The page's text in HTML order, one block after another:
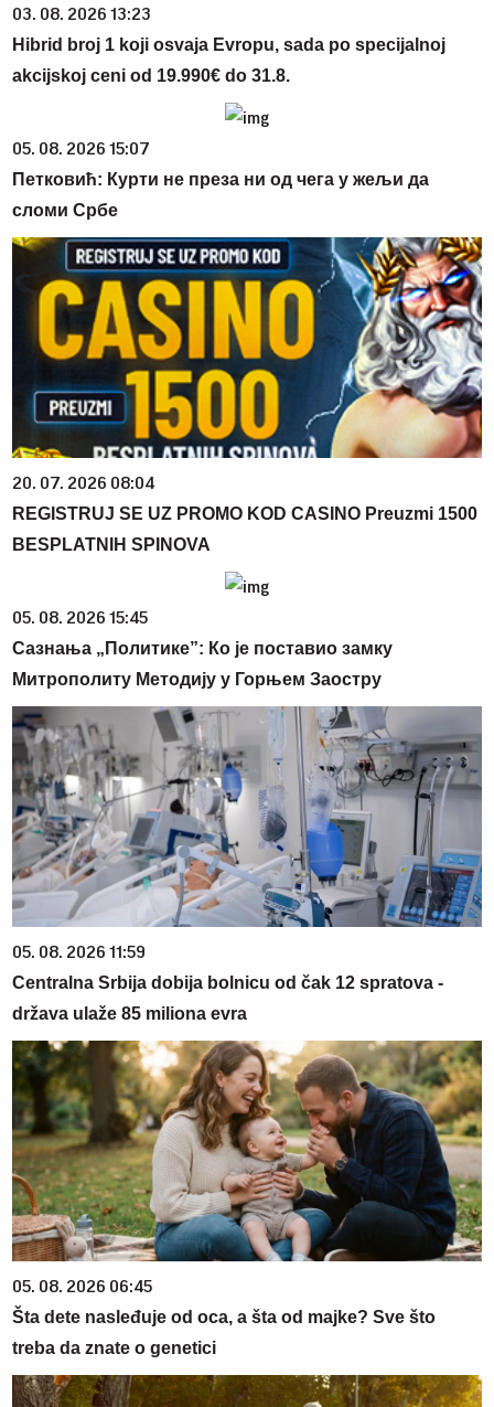
03. 08. 2026 13:23
Hibrid broj 1 koji osvaja Evropu, sada po specijalnoj
akcijskoj ceni od 19.990€ do 31.8.
05. 08. 2026 15:07
Петковић: Курти не преза ни од чега у жељи да
сломи Србе
20. 07. 2026 08:04
REGISTRUJ SE UZ PROMO KOD CASINO Preuzmi 1500
BESPLATNIH SPINOVA
05. 08. 2026 15:45
Сазнања „Политике”: Ко је поставио замку
Митрополиту Методију у Горњем Заостру
05. 08. 2026 11:59
Centralna Srbija dobija bolnicu od čak 12 spratova -
država ulaže 85 miliona evra
05. 08. 2026 06:45
Šta dete nasleđuje od oca, a šta od majke? Sve što
treba da znate o genetici